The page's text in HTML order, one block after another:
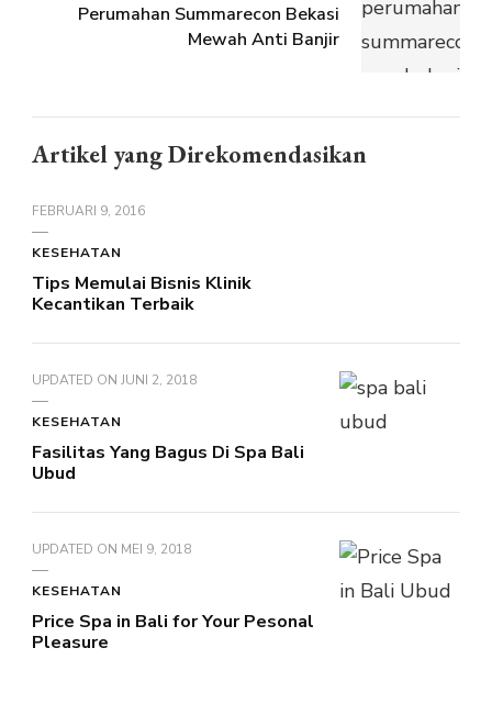
Perumahan Summarecon Bekasi
Mewah Anti Banjir
Artikel yang Direkomendasikan
FEBRUARI 9, 2016
KESEHATAN
Tips Memulai Bisnis Klinik
Kecantikan Terbaik
UPDATED ON JUNI 2, 2018
KESEHATAN
Fasilitas Yang Bagus Di Spa Bali
Ubud
UPDATED ON MEI 9, 2018
KESEHATAN
Price Spa in Bali for Your Pesonal
Pleasure